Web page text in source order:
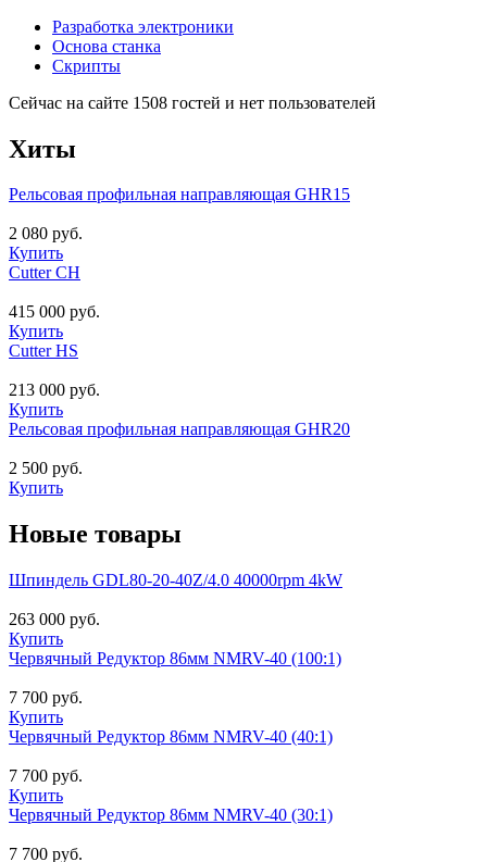
Разработка электроники
Основа станка
Скрипты
Сейчас на сайте 1508 гостей и нет пользователей
Хиты
Рельсовая профильная направляющая GHR15
2 080 руб.
Купить
Cutter CH
415 000 руб.
Купить
Cutter HS
213 000 руб.
Купить
Рельсовая профильная направляющая GHR20
2 500 руб.
Купить
Новые товары
Шпиндель GDL80-20-40Z/4.0 40000rpm 4kW
263 000 руб.
Купить
Червячный Редуктор 86мм NMRV-40 (100:1)
7 700 руб.
Купить
Червячный Редуктор 86мм NMRV-40 (40:1)
7 700 руб.
Купить
Червячный Редуктор 86мм NMRV-40 (30:1)
7 700 руб.